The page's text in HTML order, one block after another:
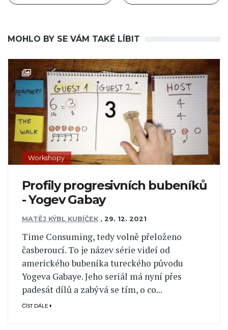
MOHLO BY SE VÁM TAKÉ LÍBIT
Workshopy
Profily progresivních bubeníků
- Yogev Gabay
MATĚJ KÝBL KUBÍČEK , 29. 12. 2021
Time Consuming, tedy volně přeloženo
časberoucí. To je název série videí od
amerického bubeníka tureckého původu
Yogeva Gabaye. Jeho seriál má nyní přes
padesát dílů a zabývá se tím, o co...
ČÍST DÁLE